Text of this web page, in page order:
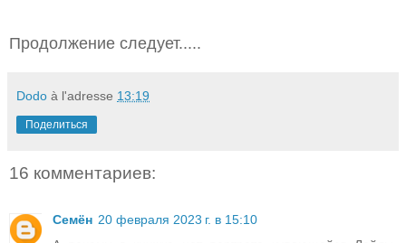
Продолжение следует.....
Dodo à l'adresse 13:19
Поделиться
16 комментариев:
Семён 20 февраля 2023 г. в 15:10